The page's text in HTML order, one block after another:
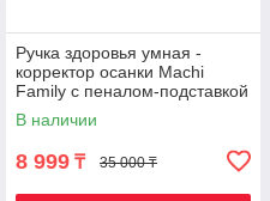
Ручка здоровья умная -
корректор осанки Machi
Family с пеналом-подставкой
(Розовый)
В наличии
8 999 ₸ 35 000 ₸